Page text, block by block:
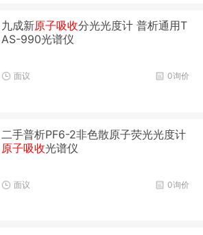
九成新原子吸收分光光度计 普析通用T
AS-990光谱仪
0询价
面议
二手普析PF6-2非色散原子荧光光度计
原子吸收光谱仪
0询价
面议